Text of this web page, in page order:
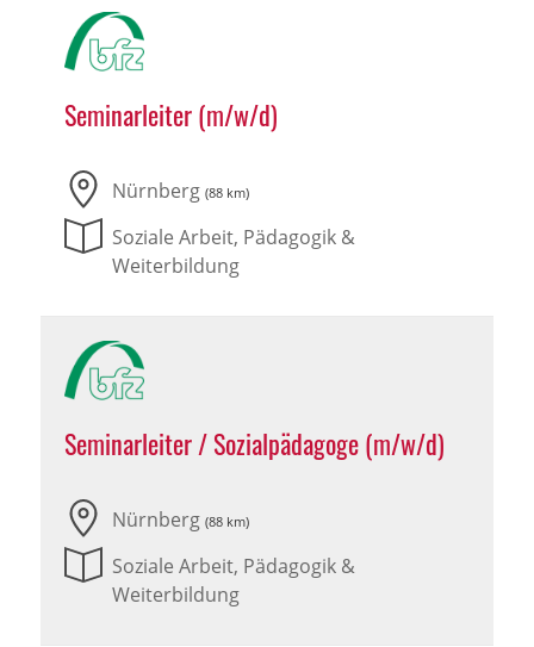
Seminarleiter (m/w/d)
Nürnberg (88 km)
Soziale Arbeit, Pädagogik &
Weiterbildung
Seminarleiter / Sozialpädagoge (m/w/d)
Nürnberg (88 km)
Soziale Arbeit, Pädagogik &
Weiterbildung